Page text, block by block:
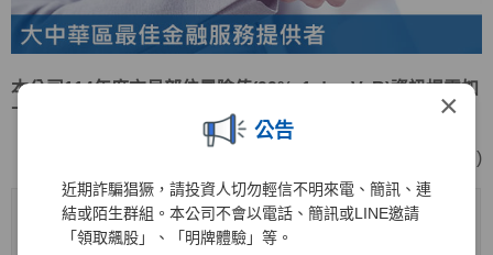
×
公告
近期詐騙猖獗，請投資人切勿輕信不明來電、簡訊、連
結或陌生群組。本公司不會以電話、簡訊或LINE邀請
「領取飆股」、「明牌體驗」等。
本公司114年度交易部位風險值(99%, 1 day VaR)資訊揭露如
下表：
(單位:新台幣仟元 )
風險別
年底值
114/12/31
VaR平均
值
VaR最大值 VaR最小值